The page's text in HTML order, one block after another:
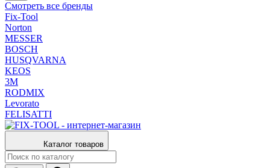
Смотреть все бренды
Fix-Tool
Norton
MESSER
BOSCH
HUSQVARNA
KEOS
3М
RODMIX
Levorato
FELISATTI
Каталог товаров